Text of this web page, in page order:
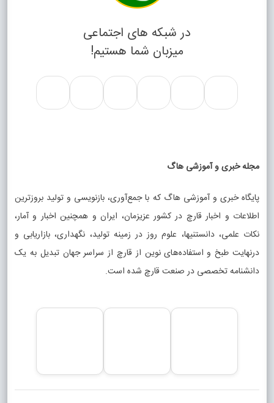
در شبکه های اجتماعی
میزبان شما هستیم!
مجله خبری و آموزشی هاگ
پایگاه خبری و آموزشی هاگ که با جمع‌آوری، بازنویسی و تولید بروزترین
اطلاعات و اخبار قارچ در کشور عزیزمان، ایران و همچنین اخبار و آمار،
نکات علمی، دانستنیها، علوم روز در زمینه تولید، نگهداری، بازاریابی و
درنهایت طبخ و استفاده‌های نوین از قارچ از سراسر جهان تبدیل به یک
دانشنامه تخصصی در صنعت قارچ شده است.